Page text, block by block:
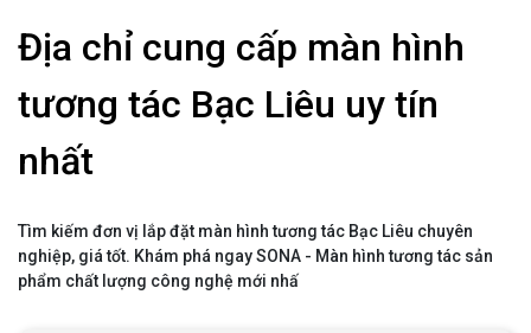
Địa chỉ cung cấp màn hình
tương tác Bạc Liêu uy tín
nhất
Tìm kiếm đơn vị lắp đặt màn hình tương tác Bạc Liêu chuyên
nghiệp, giá tốt. Khám phá ngay SONA - Màn hình tương tác sản
phẩm chất lượng công nghệ mới nhấ